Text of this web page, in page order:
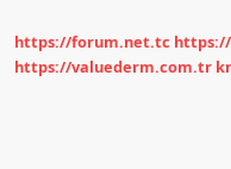
https://forum.net.tc
https://valuederm.com.tr